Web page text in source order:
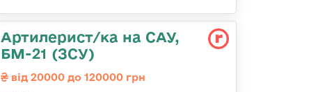
Артилерист/ка на САУ,
БМ-21 (ЗСУ)
від 20000 до 120000 грн